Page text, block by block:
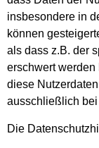
insbesondere in
können
als dass z.B. der
erschwert werden
diese
ausschließlich bei
Die